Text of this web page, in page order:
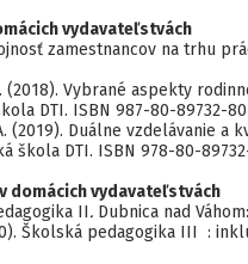
vydavateľstvách
zamestnancov na trhu
(2018). Vybrané aspekty
DTI. ISBN 987-80-89732-
(2019). Duálne vzdelávanie
škola DTI. ISBN 978-80-
domácich vydavateľstvách
II.Dubnica nad
Školská pedagogika III :